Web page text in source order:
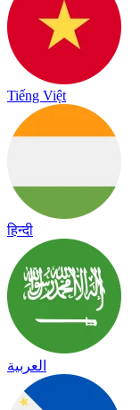
Tiếng Việt
हिन्दी
العربية